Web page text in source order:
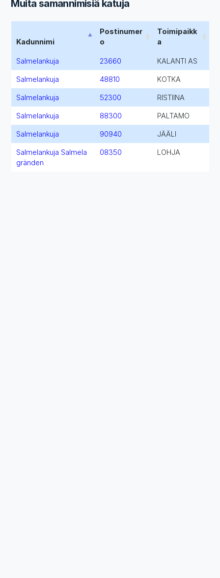
Muita samannimisiä katuja
Kadunnimi
Postinumer
o
Toimipaikk
a
Salmelankuja 23660 KALANTI AS
Salmelankuja 48810 KOTKA
Salmelankuja 52300 RISTIINA
Salmelankuja 88300 PALTAMO
Salmelankuja 90940 JÄÄLI
Salmelankuja Salmela
gränden
08350 LOHJA